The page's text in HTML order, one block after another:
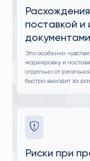
поставкой и
документами
Это особенно
маркировку и
отдельно от
быстро выходит за
Риски при